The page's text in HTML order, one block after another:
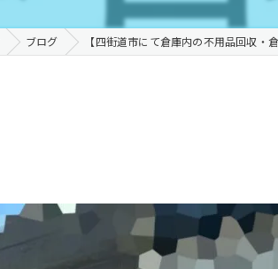
ブログ 【四街道市にて倉庫内の不用品回収・